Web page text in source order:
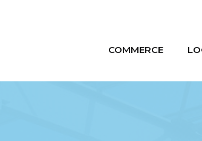
COMMERCE
Commerces et